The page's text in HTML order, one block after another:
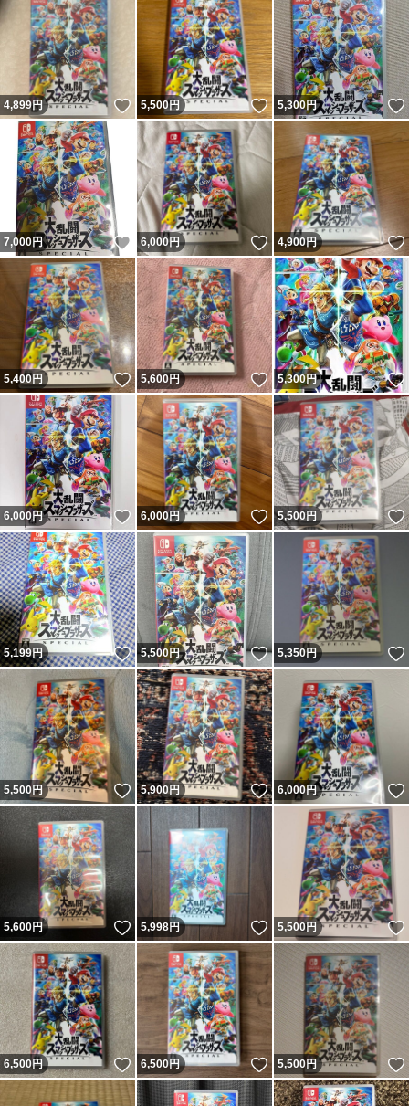
4,899円 いいね！
5,500円 いいね！
5,300円
7,000円 いいね！
6,000円 いいね！
4,900円
5,400円 いいね！
5,600円 いいね！
5,300円
6,000円 いいね！
6,000円 いいね！
5,500円
5,199円 いいね！
5,500円 いいね！
5,350円
5,500円 いいね！
5,900円 いいね！
6,000円
5,600円 いいね！
5,998円 いいね！
5,500円
6,500円 いいね！
6,500円 いいね！
5,500円